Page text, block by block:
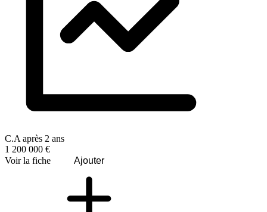
C.A après 2 ans
1 200 000 €
Voir la fiche
Ajouter